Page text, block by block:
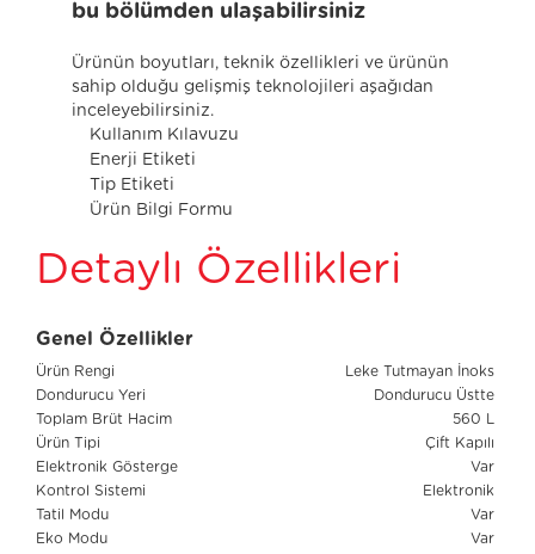
bu bölümden ulaşabilirsiniz
Ürünün boyutları, teknik özellikleri ve ürünün
sahip olduğu gelişmiş teknolojileri aşağıdan
inceleyebilirsiniz.
Kullanım Kılavuzu
Enerji Etiketi
Tip Etiketi
Ürün Bilgi Formu
Detaylı Özellikleri
Genel Özellikler
Ürün Rengi
Leke Tutmayan İnoks
Dondurucu Yeri
Dondurucu Üstte
Toplam Brüt Hacim
560 L
Ürün Tipi
Çift Kapılı
Elektronik Gösterge
Var
Kontrol Sistemi
Elektronik
Tatil Modu
Var
Eko Modu
Var